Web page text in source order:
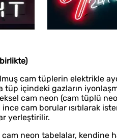
cam tüplerin elektrikle
tüp içindeki gazların
cam neon (cam tüplü
cam borular ısıtılarak
yerleştirilir.
cam neon tabelalar,